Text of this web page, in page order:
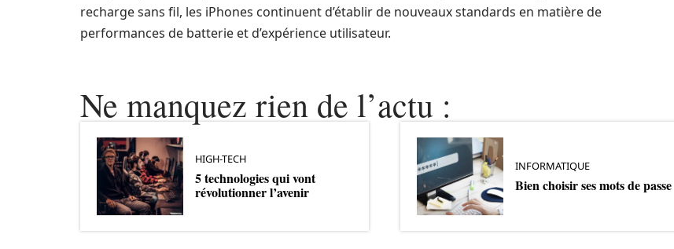
recharge sans fil, les iPhones continuent d’établir de nouveaux standards en matière de
performances de batterie et d’expérience utilisateur.
Ne manquez rien de l’actu :
HIGH-TECH
5 technologies qui vont
révolutionner l’avenir
INFORMATIQUE
Bien choisir ses mots de passe